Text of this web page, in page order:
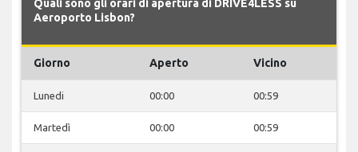
Quali sono gli orari di apertura di DRIVE4LESS su
Aeroporto Lisbon?
Giorno Aperto Vicino
Lunedi 00:00 00:59
Martedì 00:00 00:59